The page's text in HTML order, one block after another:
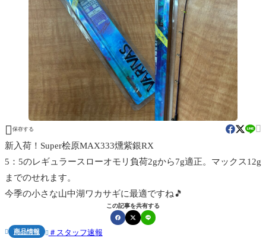
 保存する 
新入荷！Super桧原MAX333燻紫銀RX
5：5のレギュラースローオモリ負荷2gから7g適正。マックス12g
までのせれます。
今季の小さな山中湖ワカサギに最適ですね🎵
この記事を共有する
 商品情報  スタッフ速報